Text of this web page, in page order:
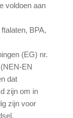
voldoen aan
BPA,
(EG) nr.
EN
dat
zijn om in
zijn voor